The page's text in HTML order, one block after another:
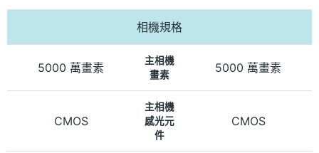
相機規格
5000 萬畫素
主相機
畫素
5000 萬畫素
CMOS
主相機
感光元
件
CMOS